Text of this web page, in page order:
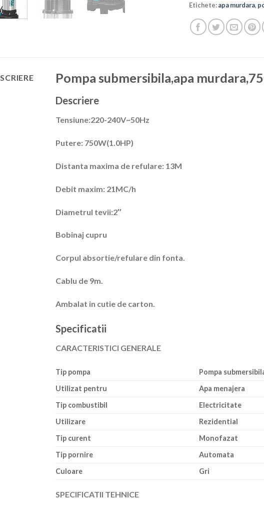
Etichete:apa murdara,
Pompa submersibila,apa
Descriere
Tensiune:220-240V~50Hz
Putere: 750W(1.0HP)
Distanta maxima de refulare: 13M
Debit maxim: 21MC/h
Diametrul tevii:2″
Bobinaj cupru
Corpul absortie/refulare din fonta.
Cablu de 9m.
Ambalat in cutie de carton.
Specificatii
CARACTERISTICI GENERALE
Tip pompa
Pompa
Utilizat pentru
Apa menajera
Tip combustibil
Electricitate
Utilizare
Rezidential
Tip curent
Monofazat
Tip pornire
Automata
Culoare
Gri
SPECIFICATII TEHNICE